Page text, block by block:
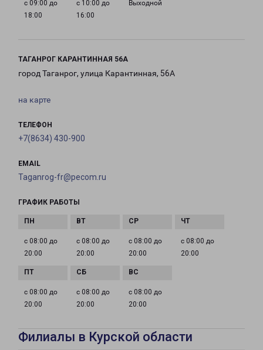
с 09:00 до
18:00
с 10:00 до
16:00
Выходной
ТАГАНРОГ КАРАНТИННАЯ 56А
город Таганрог, улица Карантинная, 56А
на карте
ТЕЛЕФОН
+7(8634) 430-900
EMAIL
Taganrog-fr@pecom.ru
ГРАФИК РАБОТЫ
с 08:00 до
20:00
с 08:00 до
20:00
с 08:00 до
20:00
с 08:00 до
20:00
с 08:00 до
20:00
с 08:00 до
20:00
с 08:00 до
20:00
Филиалы в Курской области